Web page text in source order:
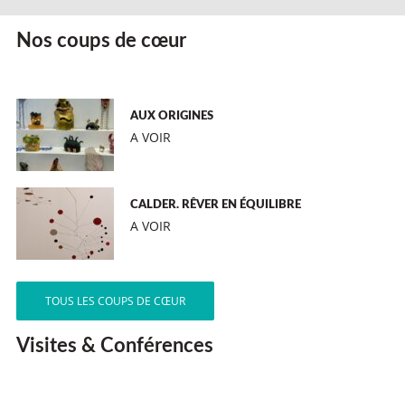
Nos coups de cœur
AUX ORIGINES
A VOIR
CALDER. RÊVER EN ÉQUILIBRE
A VOIR
TOUS LES COUPS DE CŒUR
Visites & Conférences